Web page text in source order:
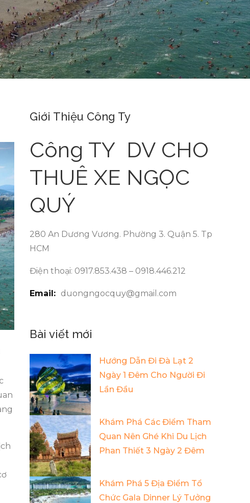
Giới Thiệu Công Ty
Công TY DV CHO
THUÊ XE NGỌC
QUÝ
280 An Dương Vương. Phường 3. Quận 5. Tp
HCM
Điện thoại: 0917.853.438 – 0918.446.212
Email: duongngocquy@gmail.com
Bài viết mới
Hướng Dẫn Đi Đà Lạt 2
Ngày 1 Đêm Cho Người Đi
Lần Đầu
Khám Phá Các Điểm Tham
Quan Nên Ghé Khi Du Lịch
Phan Thiết 3 Ngày 2 Đêm
Khám Phá 5 Địa Điểm Tổ
Chức Gala Dinner Lý Tưởng